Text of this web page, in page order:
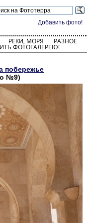
Добавить фото!
РЕКИ, МОРЯ РАЗНОЕ
ФОТОГАЛЕРЕЮ!
побережье
№9)